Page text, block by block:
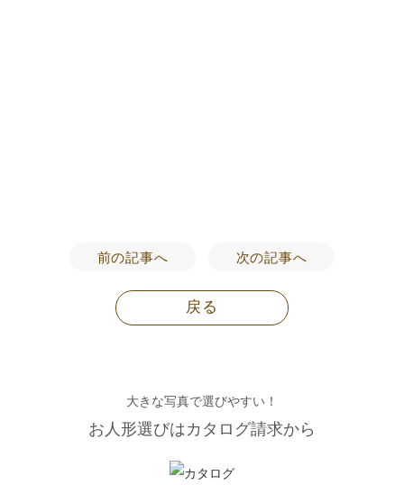
前の記事へ 次の記事へ
戻る
大きな写真で選びやすい！
お人形選びはカタログ請求から